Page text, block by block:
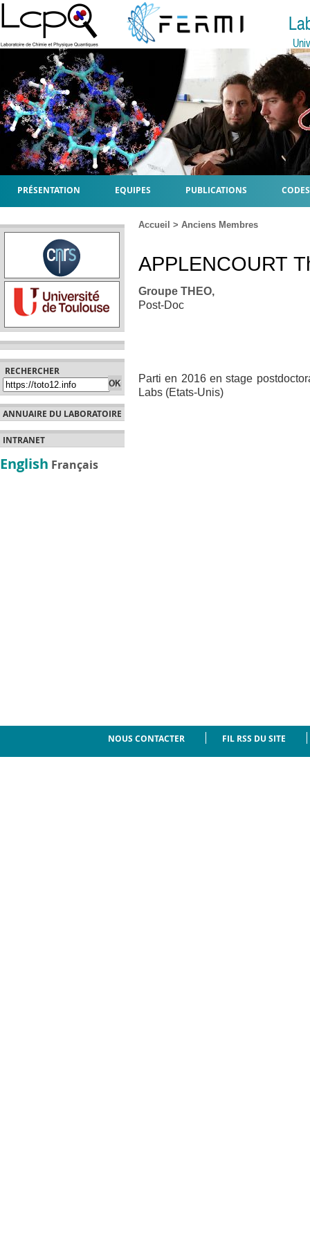
PRÉSENTATION EQUIPES PUBLICATIONS
RECHERCHER
ANNUAIRE DU LABORATOIRE
INTRANET
English Français
Accueil > Anciens Membres
APPLENCOURT
Groupe THEO,
Post-Doc
Parti en 2016 en stage
Labs (Etats-Unis)
NOUS CONTACTER FIL RSS DU SITE